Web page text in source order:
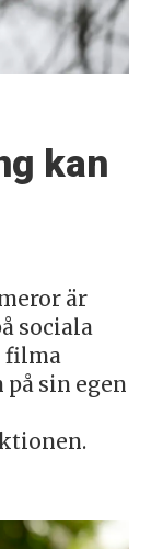
kan
är
sociala
filma
sin egen